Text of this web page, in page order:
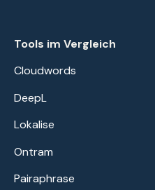
Tools im Vergleich
Cloudwords
DeepL
Lokalise
Ontram
Pairaphrase